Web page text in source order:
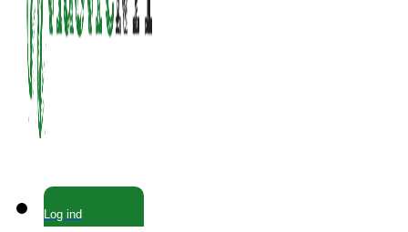
Log ind